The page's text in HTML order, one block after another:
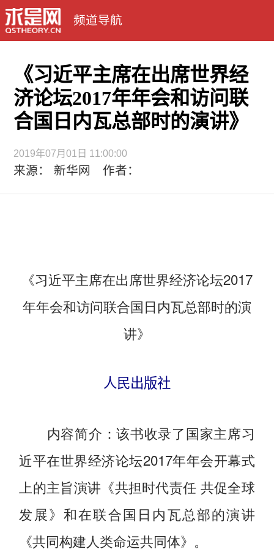
频道导航
《习近平主席在出席世界经
济论坛2017年年会和访问联
合国日内瓦总部时的演讲》
2019年07月01日 11:00:00
来源： 新华网 作者：
《习近平主席在出席世界经济论坛2017
年年会和访问联合国日内瓦总部时的演
讲》
人民出版社
内容简介：该书收录了国家主席习
近平在世界经济论坛2017年年会开幕式
上的主旨演讲《共担时代责任 共促全球
发展》和在联合国日内瓦总部的演讲
《共同构建人类命运共同体》。